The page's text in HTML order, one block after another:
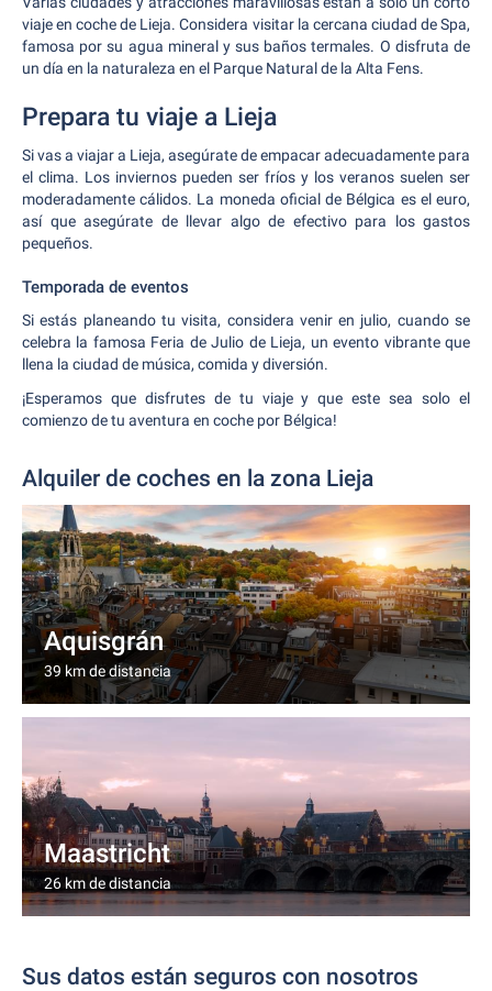
viaje en coche de Lieja. Considera visitar la cercana ciudad de Spa,
famosa por su agua mineral y sus baños termales. O disfruta de
un día en la naturaleza en el Parque Natural de la Alta Fens.
Prepara tu viaje a Lieja
Si vas a viajar a Lieja, asegúrate de empacar adecuadamente para
el clima. Los inviernos pueden ser fríos y los veranos suelen ser
moderadamente cálidos. La moneda oficial de Bélgica es el euro,
así que asegúrate de llevar algo de efectivo para los gastos
pequeños.
Temporada de eventos
Si estás planeando tu visita, considera venir en julio, cuando se
celebra la famosa Feria de Julio de Lieja, un evento vibrante que
llena la ciudad de música, comida y diversión.
¡Esperamos que disfrutes de tu viaje y que este sea solo el
comienzo de tu aventura en coche por Bélgica!
Alquiler de coches en la zona Lieja
Aquisgrán
39 km de distancia
Maastricht
26 km de distancia
Sus datos están seguros con nosotros